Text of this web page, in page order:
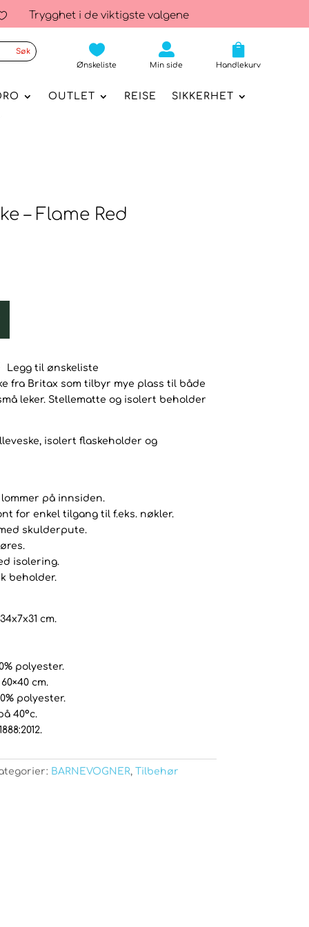
Trygghet i de viktigste valgene

Ønskeliste

Min side

Handlekurv
OUTLET REISE
SIKKERHET
– Flame Red
Legg til ønskeliste
fra Britax som tilbyr mye plass til både
leker. Stellematte og isolert beholder
isolert flaskeholder og
på innsiden.
for enkel tilgang til f.eks. nøkler.
skulderpute.
isolering.
beholder.
cm.
polyester.
cm.
polyester.
40°c.
BARNEVOGNER, Tilbehør